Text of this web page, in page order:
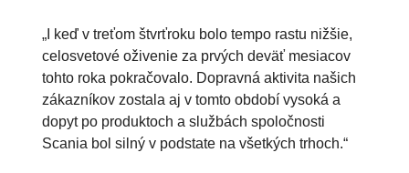
„I keď v treťom štvrťroku bolo tempo rastu nižšie,
celosvetové oživenie za prvých deväť mesiacov
tohto roka pokračovalo. Dopravná aktivita našich
zákazníkov zostala aj v tomto období vysoká a
dopyt po produktoch a službách spoločnosti
Scania bol silný v podstate na všetkých trhoch.“